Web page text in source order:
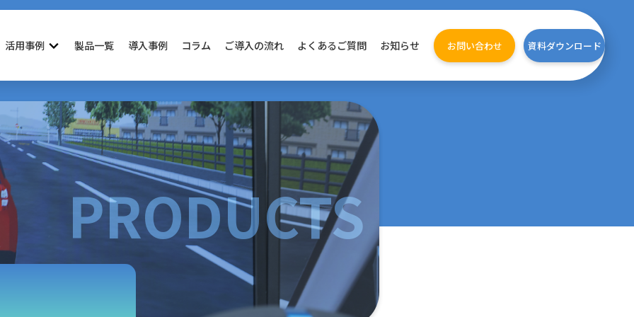
活用事例 製品一覧 導入事例 コラム ご導入の流れ よくあるご質問 お知らせ お問い合わせ 資料ダウンロード
PRODUCTS